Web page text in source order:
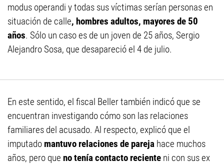
modus operandi y todas sus víctimas serían personas en
situación de calle, hombres adultos, mayores de 50
años. Sólo un caso es de un joven de 25 años, Sergio
Alejandro Sosa, que desapareció el 4 de julio.
En este sentido, el fiscal Beller también indicó que se
encuentran investigando cómo son las relaciones
familiares del acusado. Al respecto, explicó que el
imputado mantuvo relaciones de pareja hace muchos
años, pero que no tenía contacto reciente ni con sus ex